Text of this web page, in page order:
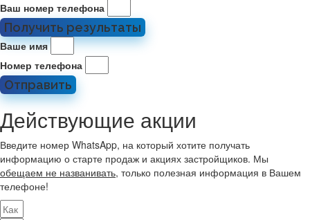
Ваш номер телефона
Получить результаты
Ваше имя
Номер телефона
Отправить
Действующие акции
Введите номер WhatsApp, на который хотите получать
информацию о старте продаж и акциях застройщиков. Мы
обещаем не названивать, только полезная информация в Вашем
телефоне!